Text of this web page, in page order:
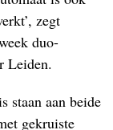
zegt
duo-
Leiden.
staan aan beide
gekruiste